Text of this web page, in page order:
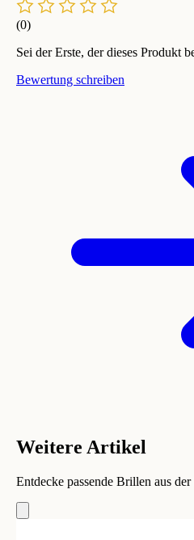
(0)
Sei der Erste, der dieses Produkt
Bewertung schreiben
Weitere Artikel
Entdecke passende Brillen aus